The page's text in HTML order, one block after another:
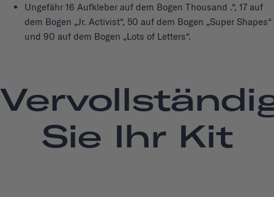
Ungefähr 16 Aufkleber auf dem Bogen Thousand .“, 17 auf
dem Bogen „Jr. Activist“, 50 auf dem Bogen „Super Shapes“
und 90 auf dem Bogen „Lots of Letters“.
Sie Ihr Kit